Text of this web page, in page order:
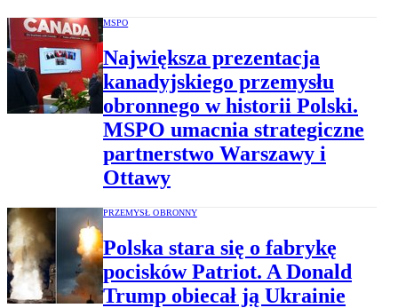
MSPO
Największa prezentacja
kanadyjskiego przemysłu
obronnego w historii Polski.
MSPO umacnia strategiczne
partnerstwo Warszawy i
Ottawy
PRZEMYSŁ OBRONNY
Polska stara się o fabrykę
pocisków Patriot. A Donald
Trump obiecał ją Ukrainie